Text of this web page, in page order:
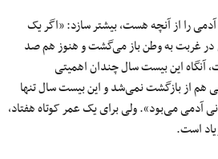
را از آنچه هست، بیشتر سازد: «اگر یک
غربت به وطن باز می‌گشت و هنوز هم صد
این بیست سال چندان اهمیتی
هم از بازگشت نمی‌شد و این بیست سال تنها
آدمی می‌بود». ولی برای یک عمر کوتاه هفتاد،
است.